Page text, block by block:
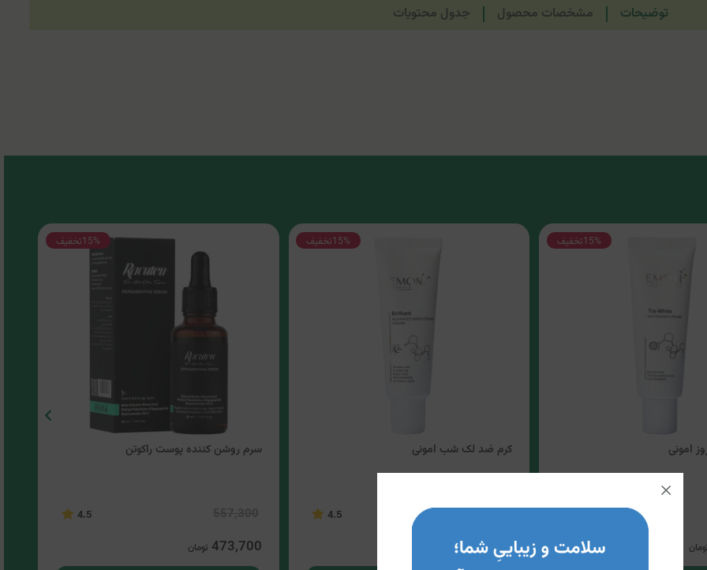
توضیحات مشخصات محصول جدول محتویات
15%تخفیف
امونی
15%تخفیف
کرم ضد لک شب امونی
4.5
786,300 تومان
15%تخفیف
سرم روشن کننده پوست راکوتن
4.5
473,700 تومان